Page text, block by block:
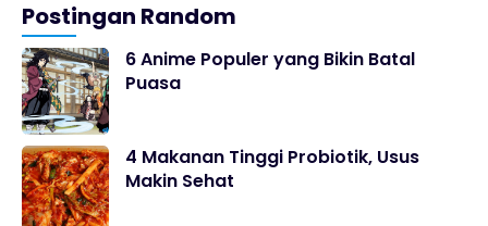
Postingan Random
6 Anime Populer yang Bikin Batal
Puasa
4 Makanan Tinggi Probiotik, Usus
Makin Sehat